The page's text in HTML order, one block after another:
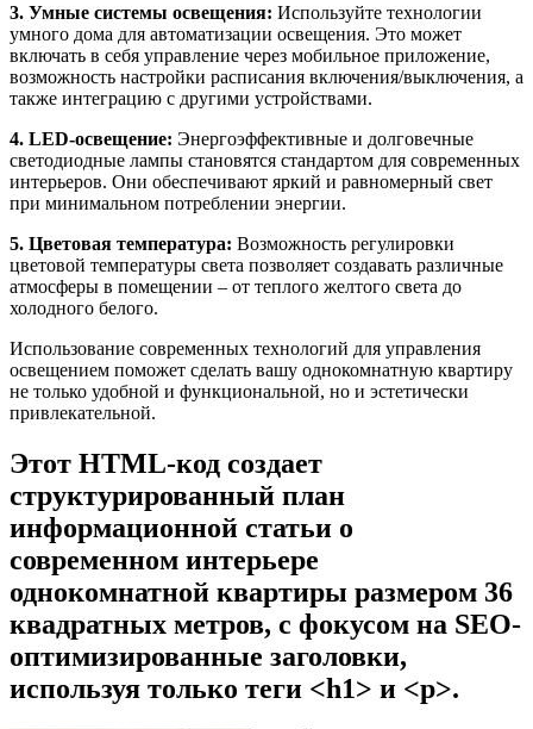
3. Умные системы освещения: Используйте технологии
умного дома для автоматизации освещения. Это может
включать в себя управление через мобильное приложение,
возможность настройки расписания включения/выключения, а
также интеграцию с другими устройствами.
4. LED-освещение: Энергоэффективные и долговечные
светодиодные лампы становятся стандартом для современных
интерьеров. Они обеспечивают яркий и равномерный свет
при минимальном потреблении энергии.
5. Цветовая температура: Возможность регулировки
цветовой температуры света позволяет создавать различные
атмосферы в помещении – от теплого желтого света до
холодного белого.
Использование современных технологий для управления
освещением поможет сделать вашу однокомнатную квартиру
не только удобной и функциональной, но и эстетически
привлекательной.
Этот HTML-код создает
структурированный план
информационной статьи о
современном интерьере
однокомнатной квартиры размером 36
квадратных метров, с фокусом на SEO-
оптимизированные заголовки,
используя только теги <h1> и <p>.